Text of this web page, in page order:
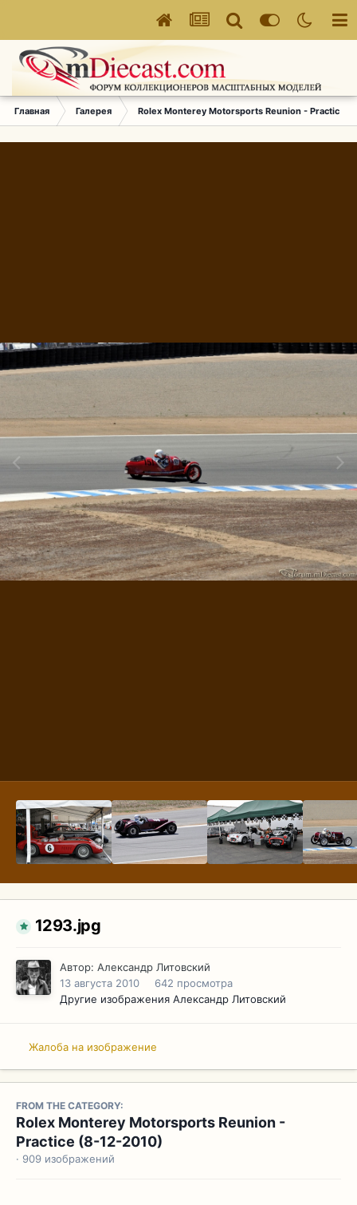
Главная Галерея Rolex Monterey Motorsports Reunion - Practice
1293.jpg
Автор: Александр Литовский
13 августа 2010
642 просмотра
Другие изображения Александр Литовский
Жалоба на изображение
FROM THE CATEGORY:
Rolex Monterey Motorsports Reunion -
Practice (8-12-2010)
· 909 изображений